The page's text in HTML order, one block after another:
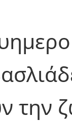
την